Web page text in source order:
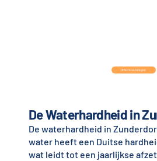
De Waterhardheid in
De waterhardheid in
water heeft een Duitse
wat leidt tot een jaarlijkse
Offerte aanvragen